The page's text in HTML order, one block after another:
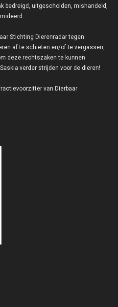
bedreigd, uitgescholden, mishandeld,
Stichting Dierenradar tegen
af te schieten en/of te vergassen,
deze rechtszaken te kunnen
verder strijden voor de dieren!
van Dierbaar